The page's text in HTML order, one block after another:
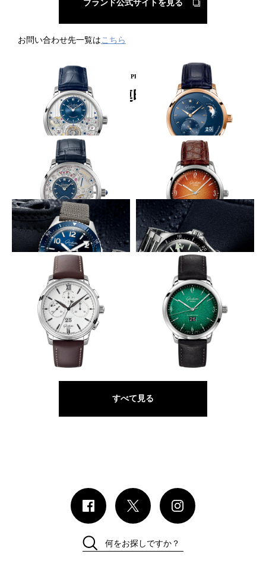
ブランド公式サイトを見る
お問い合わせ先一覧はこちら
PICKUP PRODUCT
関連時計
最終進化形のトゥールビヨン
GLASHÜTTE ORIGINAL
セネタ・クロノメーター・トゥ
ールビヨン リミテッド・エデ
ィション
RG×ブルーで華やかさを増す
GLASHÜTTE ORIGINAL
パノマティック ルナ
穴石と青ネジを花に見立てる
GLASHÜTTE ORIGINAL
パノインバース・リミテッド・
エディション
燃えるようなオレンジグラデ
GLASHÜTTE ORIGINAL
シックスティーズ・アニュアル
エディション
ドイツの工業規格DINおよびISO準拠
GLASHÜTTE ORIGINAL
SeaQ パノラマデイト
ドイツの工業規格DINおよびISO準拠
GLASHÜTTE ORIGINAL
SeaQ パノラマデイト
70時間駆動の自社製クロノ
GLASHÜTTE ORIGINAL
セネタ・クロノグラフ・パノラ
段差のない大型日付表示
GLASHÜTTE ORIGINAL
シックスティーズ パノラマデ
すべて見る
何をお探しですか？